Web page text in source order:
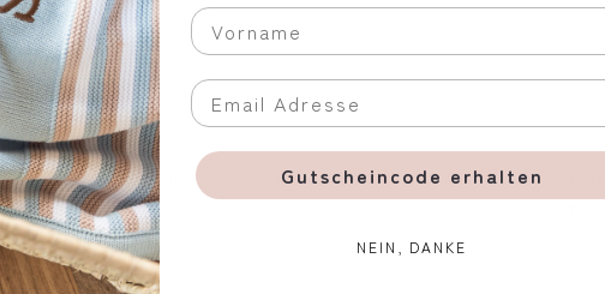
Grad C. Verwenden Sie ein Feinwaschmittel ohne Bleiche. Nicht im Trockner
trägt, zusammen mit einem grossartigen Team. Sie ist äusserst kreativ und
dazu, den ersten waschbaren Teppich der Welt zu entwickeln. Ihre
Gutscheincode erhalten
NEIN, DANKE